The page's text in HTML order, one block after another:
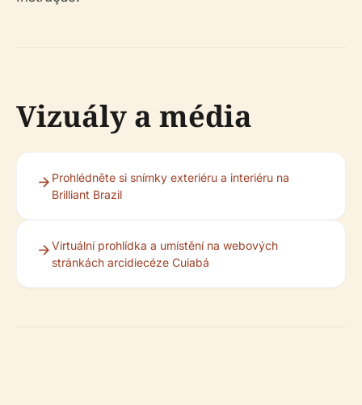
Vizuály a média
Prohlédněte si snímky exteriéru a interiéru na
Brilliant Brazil
Virtuální prohlídka a umístění na webových
stránkách arcidiecéze Cuiabá